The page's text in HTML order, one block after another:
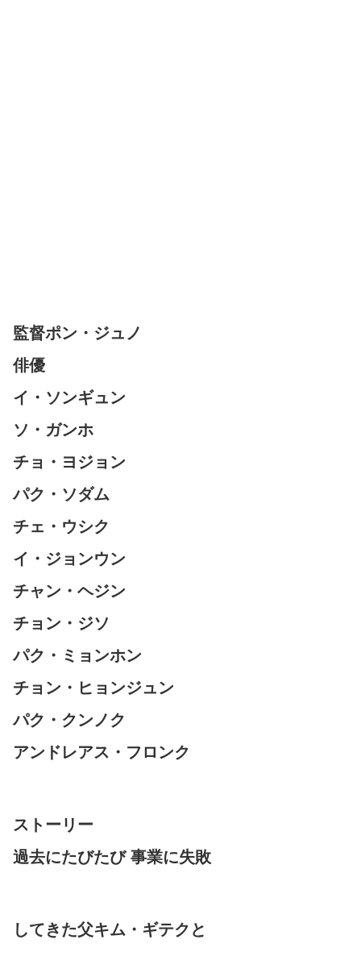
監督ポン・ジュノ
俳優
イ・ソンギュン
ソ・ガンホ
チョ・ヨジョン
パク・ソダム
チェ・ウシク
イ・ジョンウン
チャン・ヘジン
チョン・ジソ
パク・ミョンホン
チョン・ヒョンジュン
パク・クンノク
アンドレアス・フロンク
ストーリー
過去にたびたび 事業に失敗
してきた父キム・ギテクと